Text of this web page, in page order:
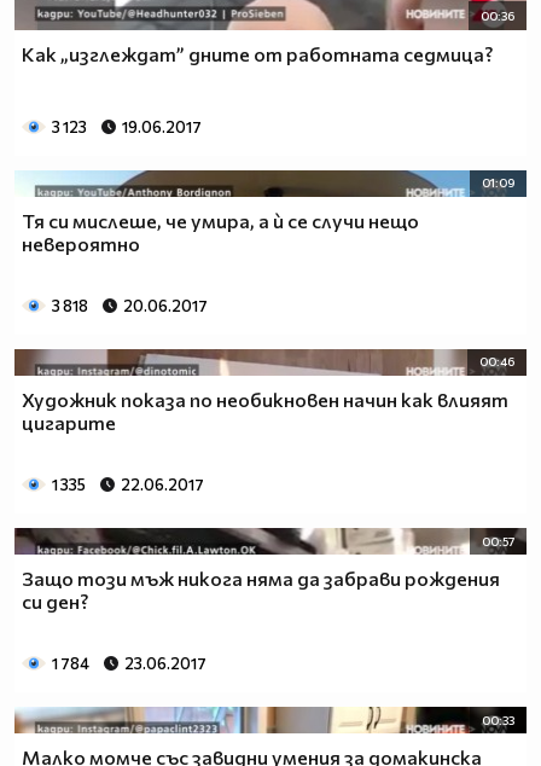
00:36
Как „изглеждат” дните от работната седмица?
3 123 19.06.2017
01:09
Тя си мислеше, че умира, а ѝ се случи нещо
невероятно
3 818 20.06.2017
00:46
Художник показа по необикновен начин как влияят
цигарите
1 335 22.06.2017
00:57
Защо този мъж никога няма да забрави рождения
си ден?
1 784 23.06.2017
00:33
Малко момче със завидни умения за домакинска